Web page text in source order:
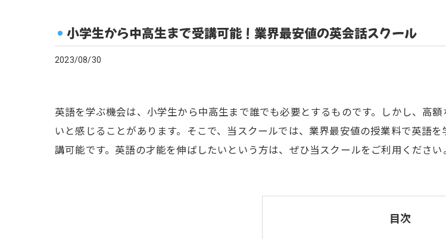
小学生から中高生まで受講可能！業界最安値の英会話スクール
2023/08/30
英語を学ぶ機会は、小学生から中高生まで誰でも必要とするものです。しかし、高
いと感じることがあります。そこで、当スクールでは、業界最安値の授業料で英語
講可能です。英語の才能を伸ばしたいという方は、ぜひ当スクールをご利用ください
目次